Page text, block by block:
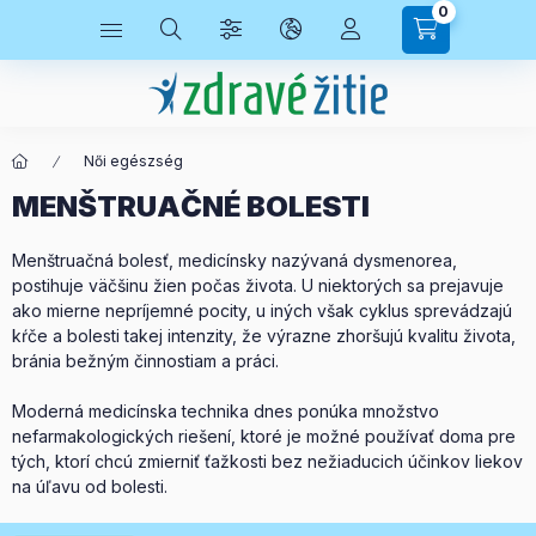
0
Női egészség
MENŠTRUAČNÉ BOLESTI
Menštruačná bolesť, medicínsky nazývaná dysmenorea,
postihuje väčšinu žien počas života. U niektorých sa prejavuje
ako mierne nepríjemné pocity, u iných však cyklus sprevádzajú
kŕče a bolesti takej intenzity, že výrazne zhoršujú kvalitu života,
bránia bežným činnostiam a práci.
Moderná medicínska technika dnes ponúka množstvo
nefarmakologických riešení, ktoré je možné používať doma pre
tých, ktorí chcú zmierniť ťažkosti bez nežiaducich účinkov liekov
na úľavu od bolesti.